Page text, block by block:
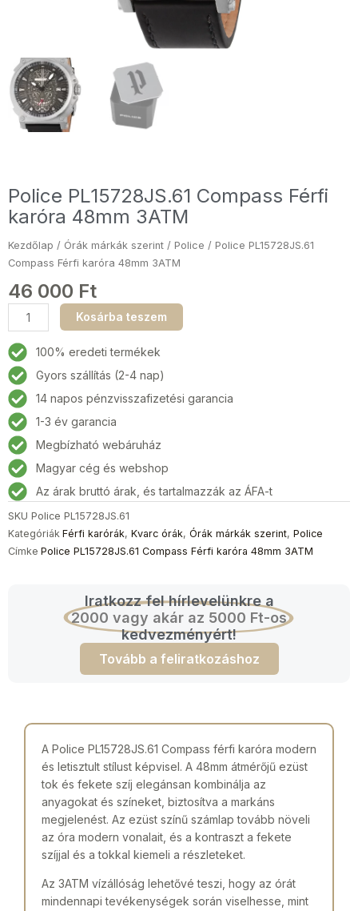
Police PL15728JS.61 Compass Férfi
karóra 48mm 3ATM
Kezdőlap / Órák márkák szerint / Police / Police PL15728JS.61
Compass Férfi karóra 48mm 3ATM
46 000 Ft
Police
PL15728JS.61
Compass
Férfi
karóra
48mm
3ATM
mennyiség
Kosárba teszem
100% eredeti termékek
Gyors szállítás (2-4 nap)
14 napos pénzvisszafizetési garancia
1-3 év garancia
Megbízható webáruház
Magyar cég és webshop
Az árak bruttó árak, és tartalmazzák az ÁFA-t
SKU Police PL15728JS.61
Kategóriák Férfi karórák, Kvarc órák, Órák márkák szerint, Police
Címke Police PL15728JS.61 Compass Férfi karóra 48mm 3ATM
Iratkozz fel hírlevelünkre a
2000 vagy akár az 5000 Ft-os
kedvezményért!
Tovább a feliratkozáshoz
A Police PL15728JS.61 Compass férfi karóra modern
és letisztult stílust képvisel. A 48mm átmérőjű ezüst
tok és fekete szíj elegánsan kombinálja az
anyagokat és színeket, biztosítva a markáns
megjelenést. Az ezüst színű számlap tovább növeli
az óra modern vonalait, és a kontraszt a fekete
szíjjal és a tokkal kiemeli a részleteket.
Az 3ATM vízállóság lehetővé teszi, hogy az órát
mindennapi tevékenységek során viselhesse, mint